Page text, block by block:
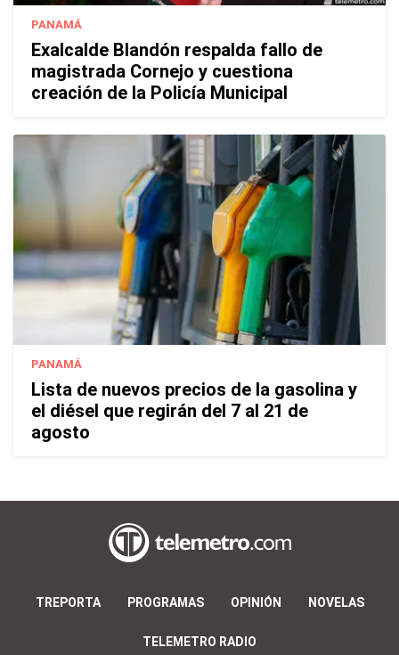
PANAMÁ
Exalcalde Blandón respalda fallo de
magistrada Cornejo y cuestiona
creación de la Policía Municipal
PANAMÁ
Lista de nuevos precios de la gasolina y
el diésel que regirán del 7 al 21 de
agosto
TREPORTA PROGRAMAS OPINIÓN NOVELAS
TELEMETRO RADIO